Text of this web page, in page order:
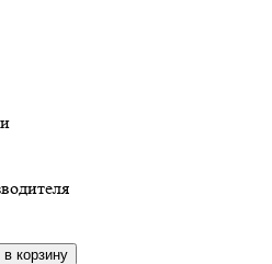
корзину